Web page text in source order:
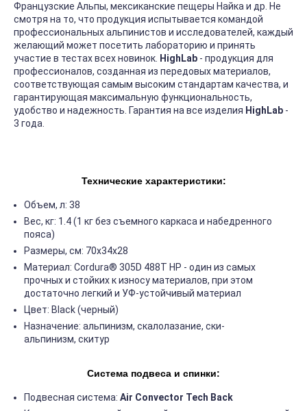
Французские Альпы, мексиканские пещеры Найка и др. Не
смотря на то, что продукция испытывается командой
профессиональных альпинистов и исследователей, каждый
желающий может посетить лабораторию и принять
участие в тестах всех новинок. HighLab - продукция для
профессионалов, созданная из передовых материалов,
соответствующая самым высоким стандартам качества, и
гарантирующая максимальную функциональность,
удобство и надежность. Гарантия на все изделия HighLab -
3 года.
Технические характеристики:
Объем, л: 38
Вес, кг: 1.4 (1 кг без съемного каркаса и набедренного
пояса)
Размеры, см: 70х34х28
Материал: Cordura® 305D 488T HP - один из самых
прочных и стойких к износу материалов, при этом
достаточно легкий и УФ-устойчивый материал
Цвет: Black (черный)
Назначение: альпинизм, скалолазание, ски-
альпинизм, скитур
Система подвеса и спинки:
Подвесная система: Air Convector Tech Back